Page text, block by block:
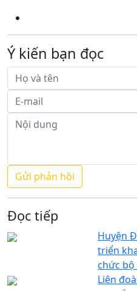
Ý kiến bạn đọc
Đọc tiếp
Huyện
triển
chức bộ
Liên